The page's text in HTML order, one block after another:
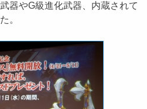
器やG級進化武器、内蔵されて
。